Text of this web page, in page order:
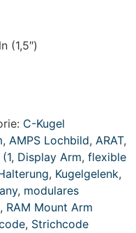
(1,5″)
C-Kugel
, AMPS Lochbild, ARAT,
, Display Arm, flexible
, Kugelgelenk,
, modulares
, RAM Mount Arm
, Strichcode